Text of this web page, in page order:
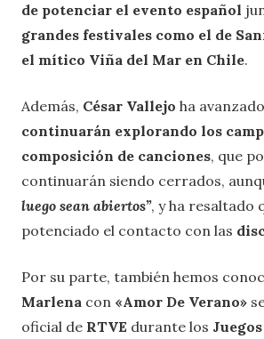
de potenciar el evento español
grandes festivales como el de
el mítico Viña del Mar en Chile.
Además, César Vallejo ha
continuarán explorando los
composición de canciones, que
continuarán siendo cerrados,
luego sean abiertos”, y ha resaltado
potenciado el contacto con las
Por su parte, también hemos
Marlena con «Amor De Verano»
oficial de RTVE durante los